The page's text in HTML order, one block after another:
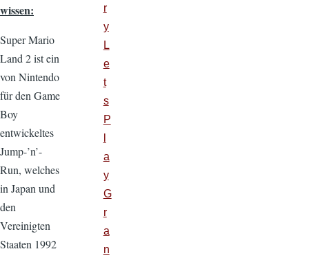
wissen:
Super Mario
Land 2 ist ein
von Nintendo
für den Game
Boy
entwickeltes
Jump-’n’-
Run, welches
in Japan und
den
Vereinigten
Staaten 1992
r
y
L
e
t
s
P
a
y
G
r
a
n